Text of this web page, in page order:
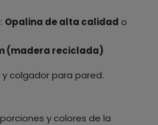
Opalina de alta calidad o
(madera reciclada)
colgador para pared.
y colores de la